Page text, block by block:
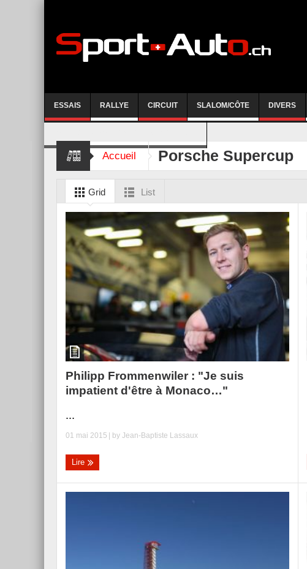
ESSAIS RALLYE CIRCUIT SLALOM/CÔTE DIVERS
Accueil Porsche Supercup
Grid List
Philipp Frommenwiler : "Je suis
impatient d'être à Monaco…"
...
01 mai 2015 | by Jean-Baptiste Lassaux
Lire